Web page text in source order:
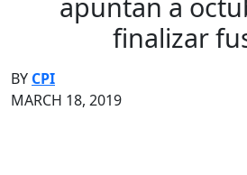
finalizar
BY CPI
MARCH 18, 2019